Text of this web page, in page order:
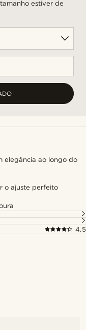
estiver de
elegância ao longo do
o ajuste perfeito
4.5